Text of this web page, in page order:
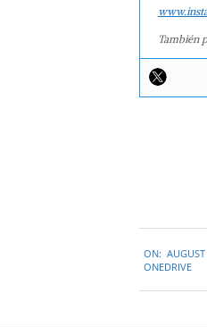
También
08-
ON:
ONEDRIVE